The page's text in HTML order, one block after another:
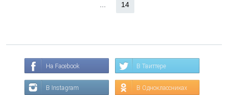
14
На Facebook В Твиттере
В Instagram В Одноклассниках